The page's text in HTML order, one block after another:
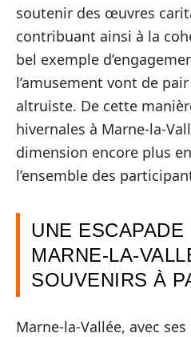
soutenir des œuvres
contribuant ainsi à la
bel exemple
l’amusement vont de
altruiste. De cette
hivernales à Marne-la-
dimension encore plus
l’ensemble des
UNE
MARNE-LA-
SOUVENIRS À
Marne-la-Vallée, avec